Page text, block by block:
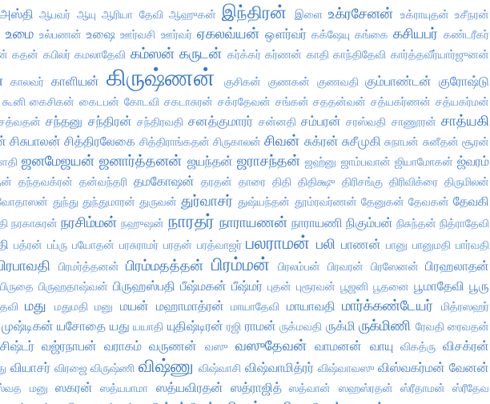
அஸ்தி ஆபவர் ஆயு ஆரியா தேவி ஆஹுகன் இந்திரன் இளை உக்ரசேனன் உக்ராயுதன் உசீநரன்
உமை உல்பணன் உஷை ஊர்வசி ஊர்வர் ஏகலவ்யன் ஔர்வர் கக்ஷேயு கங்கை கசியபர் கண்டரீகர்
கதன் கபிலர் கமலாதேவி கம்ஸன் கருடன் கர்க்கர் கர்ணன் காதி காந்திதேவி கார்த்தவீர்யார்ஜுனன்
காலவர் காளியன் கிருஷ்ணன் குசிகன் குணகன் குணவதி கும்பாண்டன் குரோஷ்டு
கூனி கைசிகன் கைடபன் கோடவி சகடாசுரன் சக்ரதேவன் சங்கன் சததன்வன் சத்யகர்ணன் சத்யகர்மன்
சந்தனு சந்திரன் சந்திரவதி சனத்குமாரர் சன்னதி சம்பரன் சரஸ்வதி சாணூரன் சாத்யகி
சிசுபாலன் சித்திரலேகை சித்திராங்கதன் சிருகாலன் சிவன் சுக்ரன் சுசீமுகி சுநாபன் சுனீதன் சூரன்
ஜனமேஜயன் ஜனார்த்தனன் ஜயந்தன் ஜராசந்தன் ஜஹ்னு ஜாம்பவான் ஜியாமோகன் ஜ்வரம்
தந்தவக்ரன் தன்வந்தரி தமகோஷன் தரதன் தாரை திதி திதிக்ஷு திரிசங்கு திரிவிக்ரை திருமிலன்
துந்து துந்துமாரன் துருவன் துர்வாசர் துஷ்யந்தன் தூம்ரவர்ணன் தேனுகன் தேவகன் தேவகி
நரகாசுரன் நரசிம்மன் நஹுஷன் நாரதர் நாராயணன் நாராயணி நிகும்பன் நிசுந்தன் நித்ராதேவி
பத்ரன் பப்ரு பயோதன் பரசுராமர் பரதன் பரத்வாஜர் பலராமன் பலி பாணன் பானு பானுமதி பார்வதி
பிரமர்த்தனன் பிரம்மதத்தன் பிரம்மன் பிரலம்பன் பிரவரன் பிரஸேனன் பிரஹலாதன்
பிருதை பிருஹதாஷ்வன் பிருஹஸ்பதி பீஷ்மகன் பீஷ்மர் புதன் புரூரவன் பூஜனி பூதனை பூமாதேவி பூரு
மது மதுமதி மனு மயன் மஹாமாத்ரன் மாயாதேவி மாயாவதி மார்க்கண்டேயர்
மித்ரஸஹர்
முஷ்டிகன் யசோதை யது யயாதி யுதிஷ்டிரன் ரஜி ராமன் ருக்மவதி ருக்மி ருக்மிணி ரேவதி ரைவதன்
வஜ்ரநாபன் வராகம் வருணன் வஸு வஸுதேவன் வாமனன் வாயு விகத்ரு விசக்ரன்
வியாசர் விரஜை விருஷ்ணி விஷ்ணு விஷ்வாசி விஷ்வாமித்ரர் விஷ்வாவஸு விஸ்வகர்மன் வேனன்
மனு ஸகரன் ஸத்யபாமா ஸத்யவிரதன் ஸத்ராஜித் ஸத்வான் ஸஹஸ்ரதன் ஸ்ரீதாமன்
ஸ்ரீதேவ